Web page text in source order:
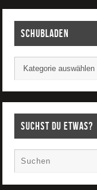
Schubladen
Suchst Du etwas?